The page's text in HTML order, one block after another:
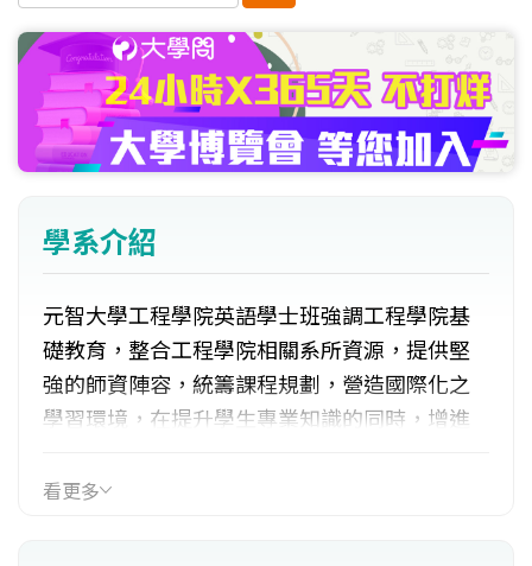
學系介紹
元智大學工程學院英語學士班強調工程學院基
礎教育，整合工程學院相關系所資源，提供堅
強的師資陣容，統籌課程規劃，營造國際化之
學習環境，在提升學生專業知識的同時，增進
提供學生出國實習及交換修習學分之機會，以
看更多